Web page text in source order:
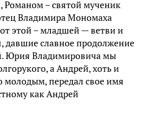
– святой мученик
Владимира Мономаха
этой – младшей — ветви и
давшие славное продолжение
Юрия Владимировича мы
а Андрей, хоть и
молодым, передал свое имя
как Андрей